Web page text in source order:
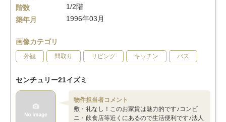
階数
1/2階
築年月
1996年03月
画像カテゴリ
外観 間取り リビング キッチン バス
センチュリー21イズミ
物件担当者コメント
敷・礼なし！このお家賃は魅力的です♪コンビ
ニ・飲食店等近くにあるので生活便利です♪法人